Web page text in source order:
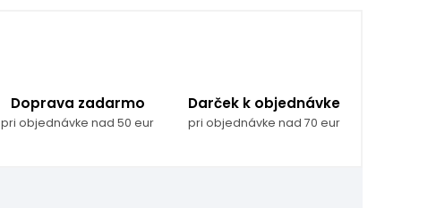
Doprava zadarmo
pri objednávke nad 50 eur
Darček k objednávke
pri objednávke nad 70 eur